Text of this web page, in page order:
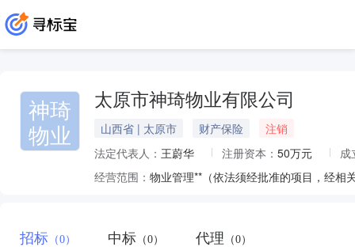
神琦
物业
太原市神琦物业有限公司
山西省 | 太原市 财产保险
注销
法定代表人： 王蔚华 注册资本： 50万元
成
经营范围： 物业管理**（依法须经批准的项目，经相
招标 （0） 中标 （0） 代理 （0）